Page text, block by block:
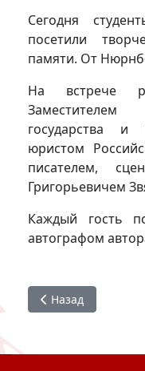
Сегодня
посетили
памяти. От
На встрече
государства
юристом
писателем,
Григорьевичем
Каждый гость
автографом
Предыдущий:
Назад